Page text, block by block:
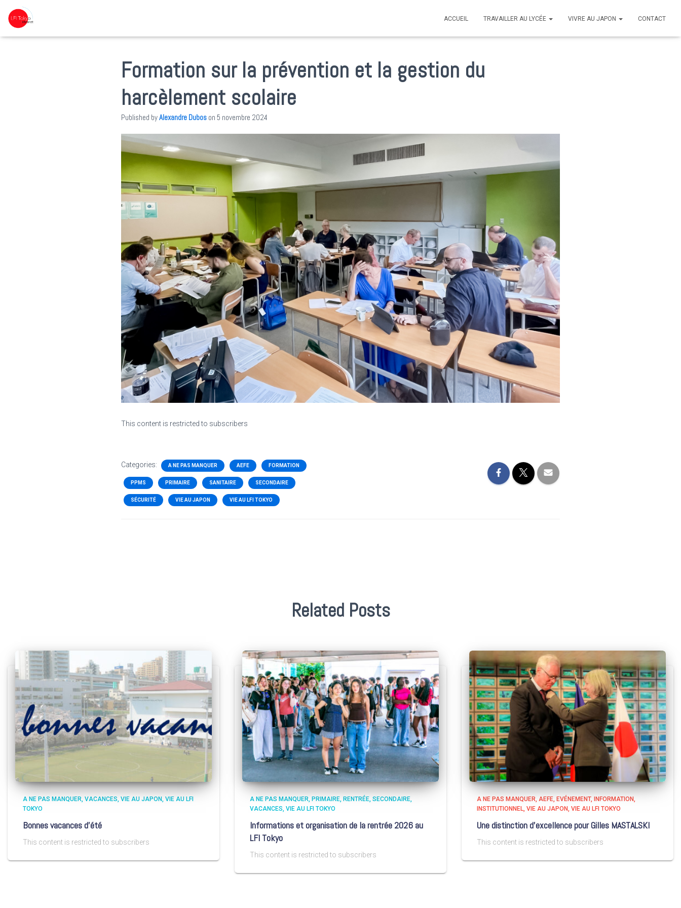
ACCUEIL TRAVAILLER AU LYCÉE VIVRE AU JAPON CONTACT
Formation sur la prévention et la gestion du
harcèlement scolaire
Published byAlexandre Dubos on 5 novembre 2024
This content is restricted to subscribers
Categories: A NE PAS MANQUER AEFE FORMATION
PPMS PRIMAIRE SANITAIRE SECONDAIRE
SÉCURITÉ VIE AU JAPON VIE AU LFI TOKYO
Related Posts
A NE PAS MANQUER VACANCES VIE AU JAPON VIE AU LFI
TOKYO
Bonnes vacances d’été
This content is restricted to subscribers
A NE PAS MANQUER PRIMAIRE RENTRÉE SECONDAIRE
VACANCES VIE AU LFI TOKYO
Informations et organisation de la rentrée 2026 au
LFI Tokyo
This content is restricted to subscribers
A NE PAS MANQUER AEFE EVÉNEMENT INFORMATION
INSTITUTIONNEL VIE AU JAPON VIE AU LFI TOKYO
Une distinction d’excellence pour Gilles MASTALSKI
This content is restricted to subscribers